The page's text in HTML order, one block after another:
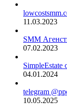
11.03.2023
SMM
07.02.2023
SimpleEstate
04.01.2024
telegram
10.05.2025